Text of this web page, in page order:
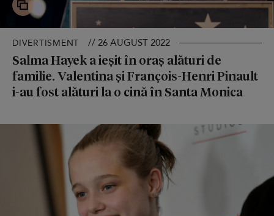
DIVERTISMENT // 26 AUGUST 2022
Salma Hayek a ieșit în oraș alături de
familie. Valentina și François-Henri Pinault
i-au fost alături la o cină în Santa Monica